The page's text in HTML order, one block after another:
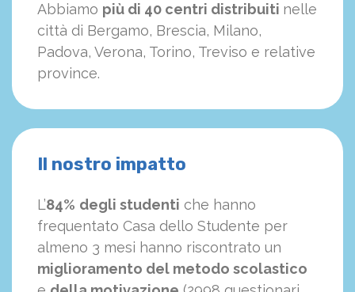
Abbiamo più di 40 centri distribuiti nelle
città di Bergamo, Brescia, Milano,
Padova, Verona, Torino, Treviso e relative
province.
Il nostro impatto
L’84% degli studenti che hanno
frequentato Casa dello Studente per
almeno 3 mesi hanno riscontrato un
miglioramento del metodo scolastico